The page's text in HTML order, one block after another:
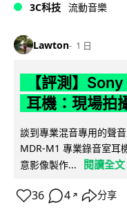
3C科技 流動音樂
Lawton 1 日
【評測】
耳機：現場拍
談到專業混音專用的聲
MDR-M1 專業錄音室耳
意影像製作...
閱讀全文
36 4 ↗ 分享